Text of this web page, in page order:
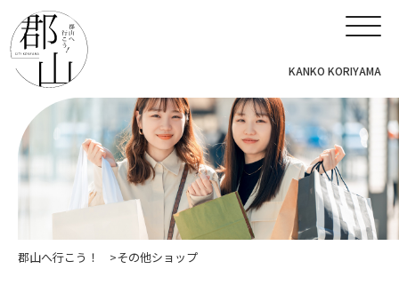
KANKO KORIYAMA
郡山へ行こう！ その他ショップ